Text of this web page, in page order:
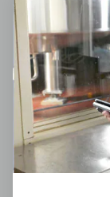
1
，
共
4